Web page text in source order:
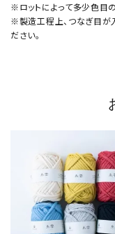
※ロットによって多少色目
※製造工程上、つなぎ目が
ださい。